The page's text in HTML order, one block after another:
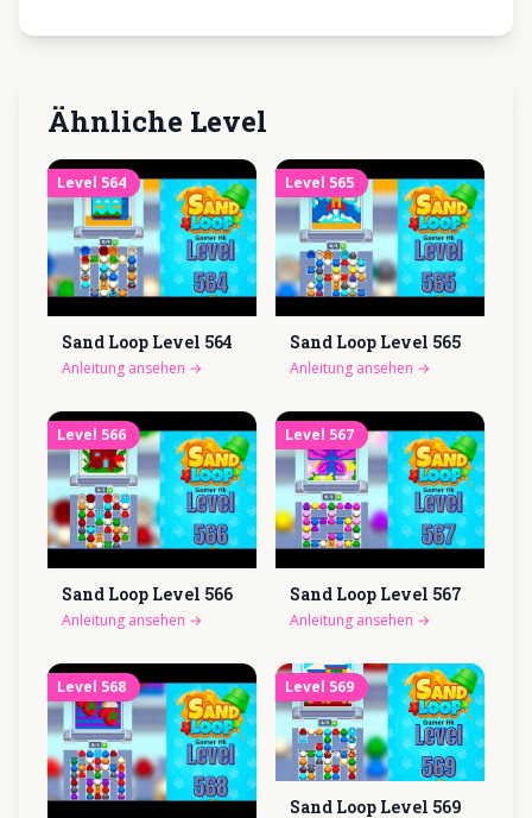
Ähnliche Level
Level 564
Sand Loop Level 564
Anleitung ansehen →
Level 565
Sand Loop Level 565
Anleitung ansehen →
Level 566
Sand Loop Level 566
Anleitung ansehen →
Level 567
Sand Loop Level 567
Anleitung ansehen →
Level 568 Level 569
Sand Loop Level 569